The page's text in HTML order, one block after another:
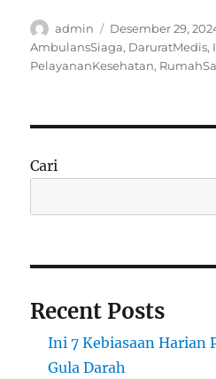
Author
admin
Posted
on
Desember 29,
AmbulansSiaga, DaruratMedis,
PelayananKesehatan,
Cari
Recent Posts
Ini 7 Kebiasaan Harian
Gula Darah